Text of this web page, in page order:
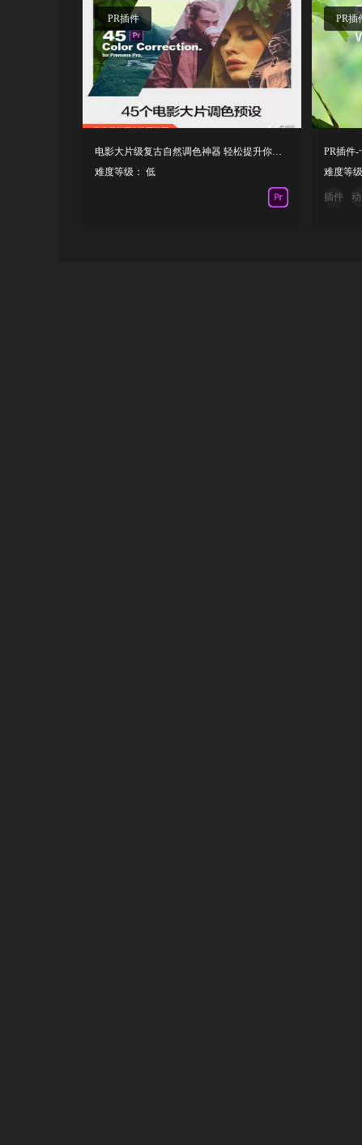
PR插件
电影大片级复古自然调色神器 轻松提升你的作品质量！
难度等级： 低
PR插
难度等
插件